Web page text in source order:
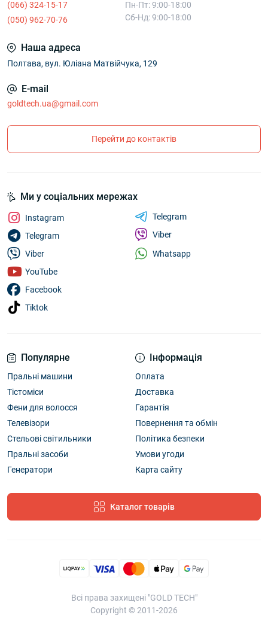
(066) 324-15-17
(050) 962-70-76
Пн-Пт: 9:00-18:00
Сб-Нд: 9:00-18:00
Наша адреса
Полтава, вул. Юліана Матвійчука, 129
E-mail
goldtech.ua@gmail.com
Перейти до контактів
Популярне
Пральні машини
Тістоміси
Фени для волосся
Телевізори
Стельові світильники
Пральні засоби
Генератори
Інформація
Оплата
Доставка
Гарантія
Повернення та обмін
Політика безпеки
Умови угоди
Карта сайту
Каталог товарів
Ми у соціальних мережах
Instagram
Telegram
Viber
YouTube
Facebook
Tiktok
Telegram
Viber
Whatsapp
Всі права захищені "GOLD TECH"
Copyright © 2011-2026